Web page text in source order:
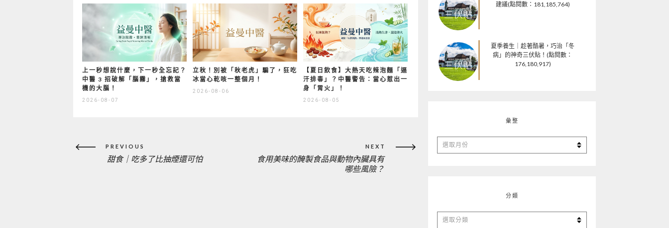
上一秒想說什麼，下一秒全忘記？
中醫 3 招破解「腦霧」，搶救當
機的大腦！
2026-08-07
立秋！別被「秋老虎」騙了，狂吃
冰當心乾咳一整個月！
2026-08-06
【夏日飲食】大熱天吃辣泡麵「逼
汗排毒」？中醫警告：當心惹出一
身「胃火」！
2026-08-05
章
PREVIOUS
PREVIOUS甜食｜吃多了比抽煙還可怕
NEXT
食用美味的醃製食品與動物內臟具有
哪些風險？
建議(點閱數：181,185,764)
夏季養生｜趁著酷暑，巧治「冬
病」的神奇三伏貼！(點閱數：
176,180,917)
彙整
彙
整
分類
分